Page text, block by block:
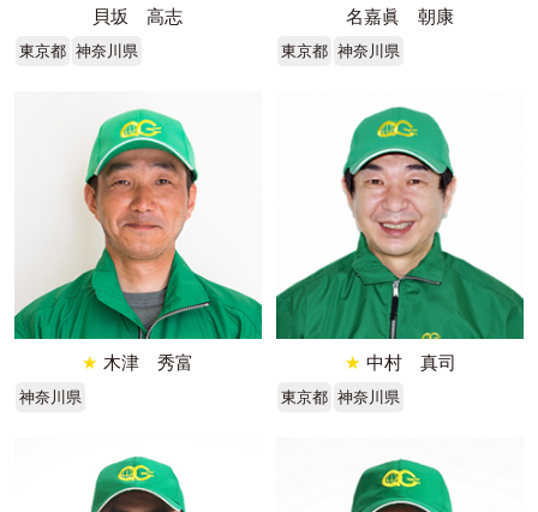
貝坂 高志
東京都 神奈川県
名嘉眞 朝康
東京都 神奈川県
★ 木津 秀富
神奈川県
★ 中村 真司
東京都 神奈川県